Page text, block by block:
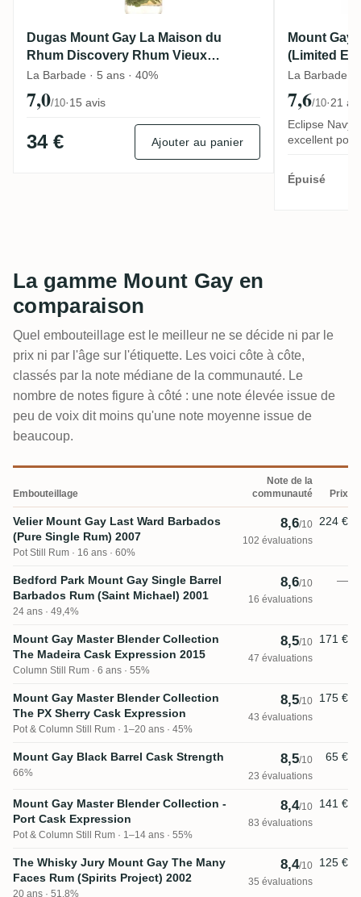
Dugas Mount Gay La Maison du
Rhum Discovery Rhum Vieux
Barbade
La Barbade · 5 ans · 40%
7,0/10·15 avis
34 € Ajouter au panier
Mount Gay
(Limited
La Barbade ·
7,6/10·21
Eclipse Navy
excellent
Épuisé
La gamme Mount Gay en
comparaison
Quel embouteillage est le meilleur ne se décide ni par le
prix ni par l'âge sur l'étiquette. Les voici côte à côte,
classés par la note médiane de la communauté. Le
nombre de notes figure à côté : une note élevée issue de
peu de voix dit moins qu'une note moyenne issue de
beaucoup.
Embouteillage
Note de la
communauté
Prix
Velier Mount Gay Last Ward Barbados
(Pure Single Rum) 2007
Pot Still Rum 16 ans · 60%
8,6/10
102 évaluations
224 €
Bedford Park Mount Gay Single Barrel
Barbados Rum (Saint Michael) 2001
24 ans · 49,4%
8,6/10
16 évaluations
—
Mount Gay Master Blender Collection
The Madeira Cask Expression 2015
Column Still Rum 6 ans · 55%
8,5/10
47 évaluations
171 €
Mount Gay Master Blender Collection
The PX Sherry Cask Expression
Pot & Column Still Rum 1–20 ans · 45%
8,5/10
43 évaluations
175 €
Mount Gay Black Barrel Cask Strength
66%
8,5/10
23 évaluations
65 €
Mount Gay Master Blender Collection -
Port Cask Expression
Pot & Column Still Rum 1–14 ans · 55%
8,4/10
83 évaluations
141 €
The Whisky Jury Mount Gay The Many
Faces Rum (Spirits Project) 2002
20 ans · 51,8%
8,4/10
35 évaluations
125 €